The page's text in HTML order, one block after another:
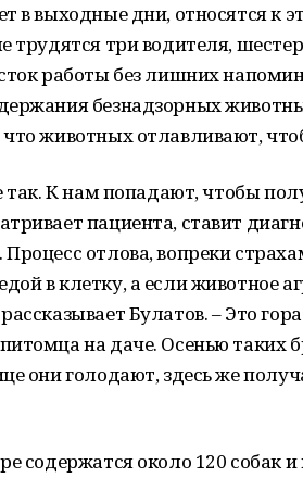
в выходные дни, относятся к
трудятся три водителя,
работы без лишних
безнадзорных
животных отлавливают,
так. К нам попадают, чтобы
пациента, ставит
отлова, вопреки
в клетку, а если животное
Булатов. – Это
на даче. Осенью таких
они голодают, здесь же
содержатся около 120 собак